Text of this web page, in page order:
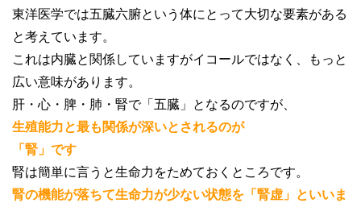
東洋医学では五臓六腑という体にとって大切な要素がある
と考えています。
これは内臓と関係していますがイコールではなく、もっと
広い意味があります。
肝・心・脾・肺・腎で「五臓」となるのですが、
生殖能力と最も関係が深いとされるのが
「腎」です
腎は簡単に言うと生命力をためておくところです。
腎の機能が落ちて生命力が少ない状態を「腎虚」といいま